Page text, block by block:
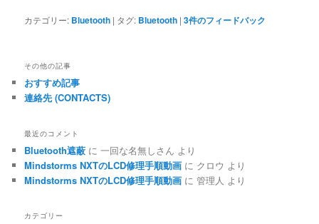
カテゴリー: Bluetooth | タグ: Bluetooth |3件のフィードバック
その他の記事
おすすめ記事
連絡先 (CONTACTS)
最近のコメント
Bluetooth遮蔽 に一回な名無しさん より
Mindstorms NXTのLCD修理手順動画 に クロウ より
Mindstorms NXTのLCD修理手順動画 に管理人 より
カテゴリー